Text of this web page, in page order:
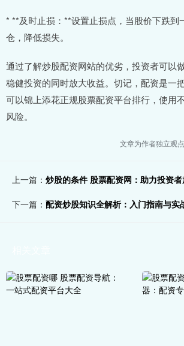
* **及时止损：**设置止损点，当股价下跌到
仓，降低损失。
通过了解炒股配资网站的优劣，投资者可以
稳健投资的同时放大收益。切记，配资是一
可以锦上添花正规股票配资平台排行，使用
风险。
文章为作者独立观
上一篇： 炒股的条件 股票配资网：助力投资
下一篇： 配资炒股知识全解析：入门指南与实